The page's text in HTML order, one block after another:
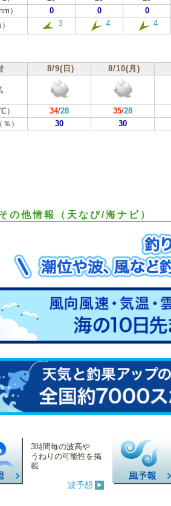
）
0 0 0
3 4 4
8/9(日) 8/10(月)
34/28 35/28
）
30 30
の他情報（天なび/海ナビ）
3時間毎の波高や
うねりの可能性を掲
載
波予想